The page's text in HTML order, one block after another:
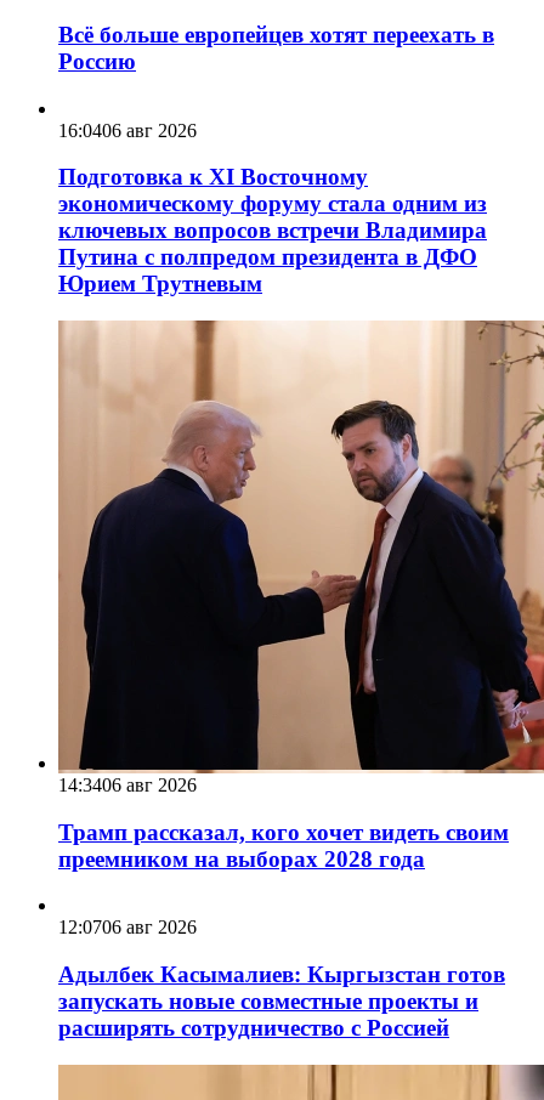
Всё больше европейцев хотят переехать в
Россию
16:0406 авг 2026
Подготовка к XI Восточному
экономическому форуму стала одним из
ключевых вопросов встречи Владимира
Путина с полпредом президента в ДФО
Юрием Трутневым
14:3406 авг 2026
Трамп рассказал, кого хочет видеть своим
преемником на выборах 2028 года
12:0706 авг 2026
Адылбек Касымалиев: Кыргызстан готов
запускать новые совместные проекты и
расширять сотрудничество с Россией